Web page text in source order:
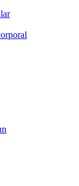
connosco